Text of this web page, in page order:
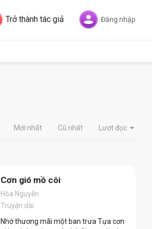
Trở thành tác giả Đăng nhập
Mới nhất Cũ nhất Lượt đọc
Cơn gió mồ côi
Hòa Nguyễn
Truyện dài
Nhớ thương mãi một ban trưa Tựa cơn